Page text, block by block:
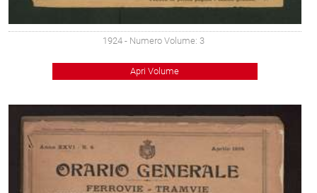
1924 - Numero Volume: 3
Apri Volume